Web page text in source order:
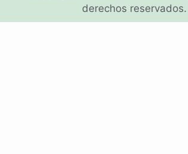
derechos reservados.